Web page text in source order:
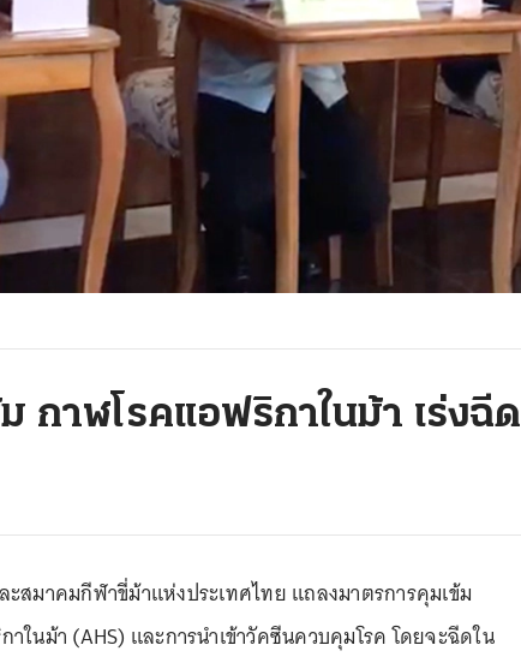
กาฬโรคแอฟริกาในม้า เร่งฉีด
สมาคมกีฬาขี่ม้าแห่งประเทศไทย แถลงมาตรการคุมเข้ม
ในม้า (AHS) และการนำเข้าวัคซีนควบคุมโรค โดยจะฉีดใน